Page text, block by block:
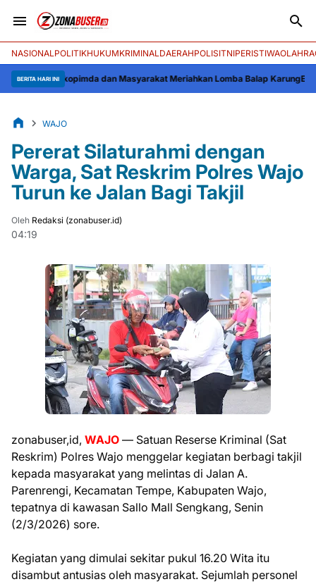
NASIONALPOLITIKHUKUMKRIMINALDAERAHPOLISITNIPERISTIWA
BERITA HARI INIdan Masyarakat Meriahkan Lomba Balap KarungEfektivitas
WAJO
Pererat Silaturahmi dengan
Warga, Sat Reskrim Polres Wajo
Turun ke Jalan Bagi Takjil
Oleh Redaksi (zonabuser.id)
04:19
zonabuser,id, WAJO — Satuan Reserse Kriminal (Sat
Reskrim) Polres Wajo menggelar kegiatan berbagi takjil
kepada masyarakat yang melintas di Jalan A.
Parenrengi, Kecamatan Tempe, Kabupaten Wajo,
tepatnya di kawasan Sallo Mall Sengkang, Senin
(2/3/2026) sore.
Kegiatan yang dimulai sekitar pukul 16.20 Wita itu
disambut antusias oleh masyarakat. Sejumlah personel